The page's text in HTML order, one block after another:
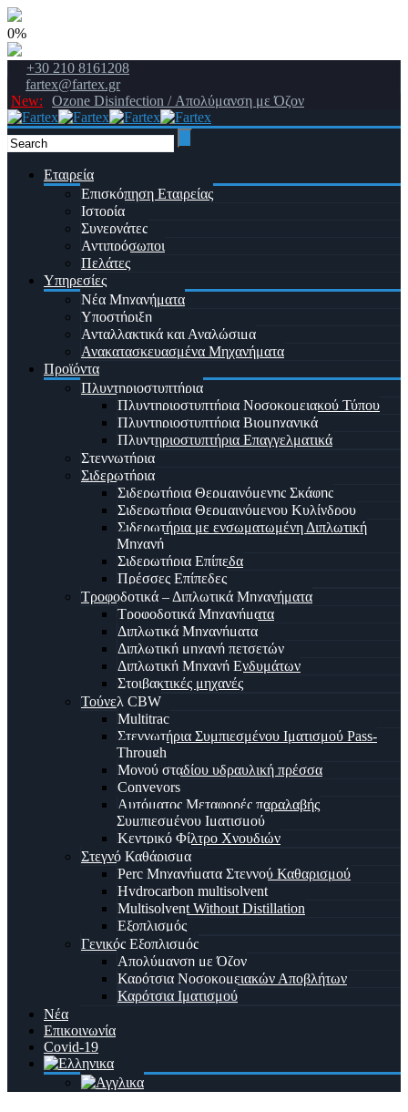
0%
+30 210 8161208
fartex@fartex.gr
New:
Ozone Disinfection / Απολύμανση με Όζον
Εταιρεία
Επισκόπηση Εταιρείας
Ιστορία
Συνεργάτες
Αντιπρόσωποι
Πελάτες
Υπηρεσίες
Νέα Μηχανήματα
Υποστήριξη
Ανταλλακτικά και Αναλώσιμα
Ανακατασκευασμένα Μηχανήματα
Προϊόντα
Πλυντηριοστυπτήρια
Πλυντηριοστυπτήρια Νοσοκομειακού Τύπου
Πλυντηριοστυπτήρια Βιομηχανικά
Πλυντηριοστυπτήρια Επαγγελματικά
Στεγνωτήρια
Σιδερωτήρια
Σιδερωτήρια Θερμαινόμενης Σκάφης
Σιδερωτήρια Θερμαινόμενου Κυλίνδρου
Σιδερωτήρια με ενσωματωμένη Διπλωτική
Μηχανή
Σιδερωτήρια Επίπεδα
Πρέσσες Επίπεδες
Τροφοδοτικά – Διπλωτικά Μηχανήματα
Τροφοδοτικά Μηχανήματα
Διπλωτικά Μηχανήματα
Διπλωτική μηχανή πετσετών
Διπλωτική Μηχανή Ενδυμάτων
Στοιβακτικές μηχανές
Τούνελ CBW
Multitrac
Στεγνωτήρια Συμπιεσμένου Ιματισμού Pass-
Through
Μονού σταδίου υδραυλική πρέσσα
Conveyors
Αυτόματος Μεταφορές παραλαβής
Συμπιεσμένου Ιματισμού
Κεντρικό Φίλτρο Χνουδιών
Στεγνό Καθάρισμα
Perc Μηχανήματα Στεγνού Καθαρισμού
Hydrocarbon multisolvent
Multisolvent Without Distillation
Εξοπλισμός
Γενικός Εξοπλισμός
Απολύμανση με Όζον
Καρότσια Νοσοκομειακών Αποβλήτων
Καρότσια Ιματισμού
Νέα
Επικοινωνία
Covid-19